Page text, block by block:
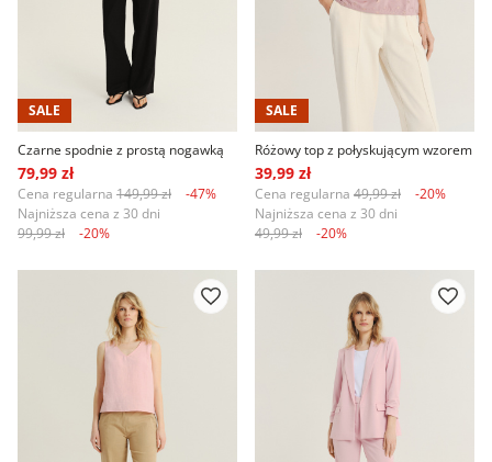
SALE
Czarne spodnie z prostą nogawką
79,99 zł
Cena regularna 149,99 zł
-47%
Najniższa cena z 30 dni
99,99 zł
-20%
SALE
Różowy top z połyskującym wzorem
39,99 zł
Cena regularna 49,99 zł
-20%
Najniższa cena z 30 dni
49,99 zł
-20%